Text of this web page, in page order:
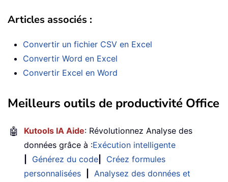
Articles associés :
Convertir un fichier CSV en Excel
Convertir Word en Excel
Convertir Excel en Word
Meilleurs outils de productivité Office
🤖 Kutools IA Aide: Révolutionnez Analyse des
données grâce à :Exécution intelligente
Générez du code
Créez formules
personnalisées
Analysez des données et